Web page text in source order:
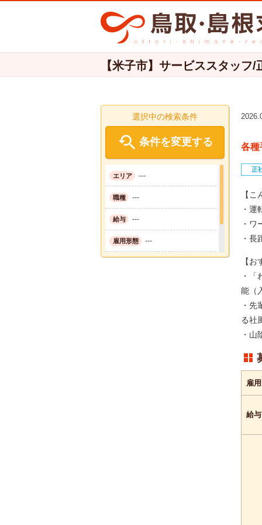
【米子市】サービススタッ
各種
正
【
・
・
・
【
・
能（
・
る社
・
雇
給与
選択中の検索条件
 条件を変更する
エリア ---
職種 ---
給与 ---
雇用形態 ---